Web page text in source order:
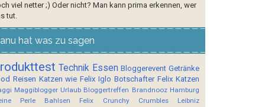
viel netter ;) Oder nicht? Man kann prima erkennen, wer
tut.
hat was zu sagen
Technik Essen Bloggerevent Getränke
Reisen Katzen wie Felix Iglo Botschafter Felix Katzen
Maggiblogger Urlaub Bloggertreffen Brandnooz Hamburg
Perle
Bahlsen Felix Crunchy Crumbles Leibniz